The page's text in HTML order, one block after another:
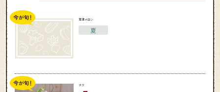
草津メロン
夏
ナス